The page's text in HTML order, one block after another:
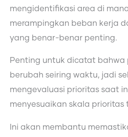
mengidentifikasi area di
merampingkan beban kerja
yang benar-benar penting.
Penting untuk dicatat bahwa
berubah seiring waktu, jadi
mengevaluasi prioritas saat
menyesuaikan skala prioritas
Ini akan membantu